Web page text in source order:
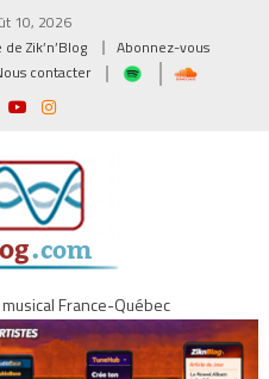
10, 2026
de Zik’n’Blog
Abonnez-vous
contacter
France-Québec